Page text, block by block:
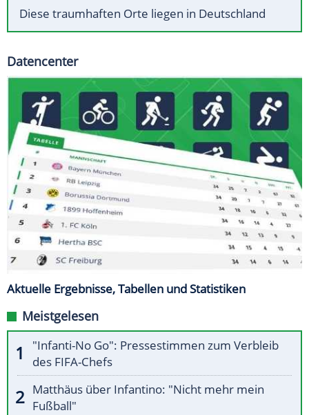
Diese traumhaften Orte liegen in Deutschland
Datencenter
Aktuelle Ergebnisse, Tabellen und Statistiken
Meistgelesen
"Infanti-No Go": Pressestimmen zum Verbleib
des FIFA-Chefs
Matthäus über Infantino: "Nicht mehr mein
Fußball"